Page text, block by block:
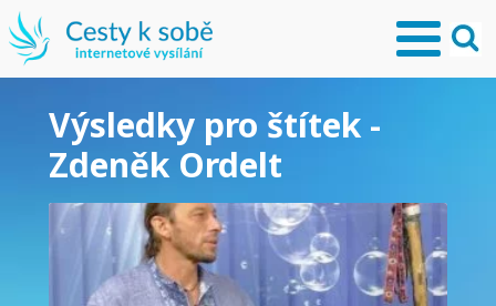
Výsledky pro štítek -
Zdeněk Ordelt